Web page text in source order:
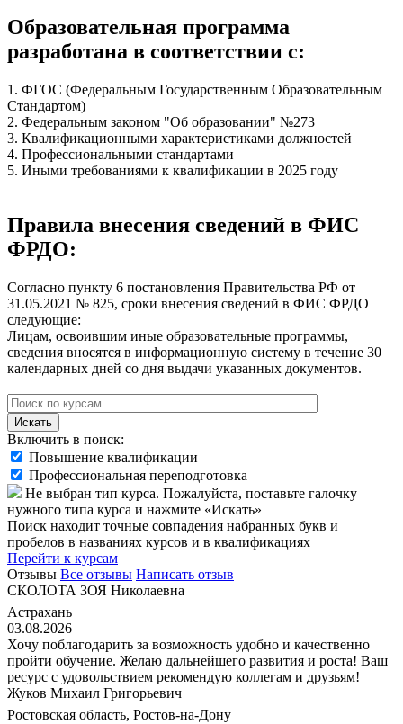
Образовательная программа
разработана в соответствии с:
1. ФГОС (Федеральным Государственным Образовательным
Стандартом)
2. Федеральным законом "Об образовании" №273
3. Квалификационными характеристиками должностей
4. Профессиональными стандартами
5. Иными требованиями к квалификации в 2025 году
Правила внесения сведений в ФИС
ФРДО:
Согласно пункту 6 постановления Правительства РФ от
31.05.2021 № 825, сроки внесения сведений в ФИС ФРДО
следующие:
Лицам, освоившим иные образовательные программы,
сведения вносятся в информационную систему в течение 30
календарных дней со дня выдачи указанных документов.
Искать
Включить в поиск:
Повышение квалификации
Профессиональная переподготовка
Не выбран тип курса. Пожалуйста, поставьте галочку
нужного типа курса и нажмите «Искать»
Поиск находит точные совпадения набранных букв и
пробелов в названиях курсов и в квалификациях
Перейти к курсам
Отзывы Все отзывы Написать отзыв
СКОЛОТА ЗОЯ Николаевна
Астрахань
03.08.2026
Хочу поблагодарить за возможность удобно и качественно
пройти обучение. Желаю дальнейшего развития и роста! Ваш
ресурс с удовольствием рекомендую коллегам и друзьям!
Жуков Михаил Григорьевич
Ростовская область, Ростов-на-Дону